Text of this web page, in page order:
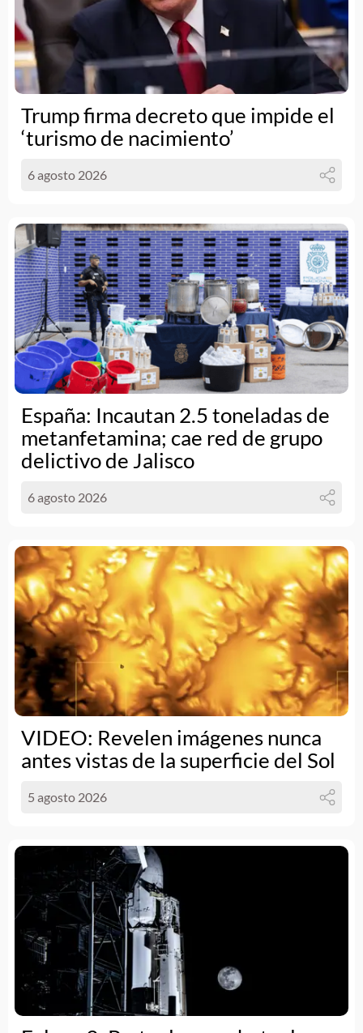
Trump firma decreto que impide el
‘turismo de nacimiento’
6 agosto 2026
España: Incautan 2.5 toneladas de
metanfetamina; cae red de grupo
delictivo de Jalisco
6 agosto 2026
VIDEO: Revelen imágenes nunca
antes vistas de la superficie del Sol
5 agosto 2026